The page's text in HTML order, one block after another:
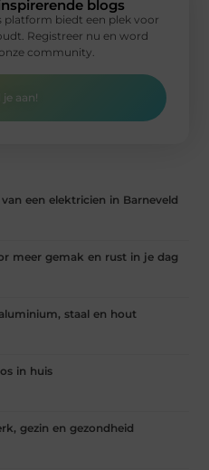
een elektricien in Barneveld
meer gemak en rust in je dag
staal en hout
in huis
gezin en gezondheid
blogs
platform biedt een plek voor
Registreer nu en word
community.
je aan!